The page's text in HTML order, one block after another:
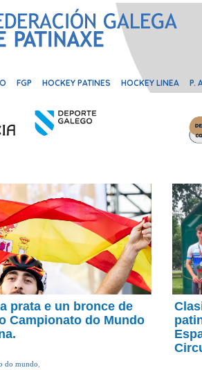
FGP HOCKEY PATINES HOCKEY LINEA P.
prata e un bronce de
Campionato do Mundo
do mundo